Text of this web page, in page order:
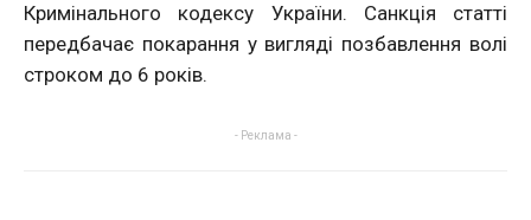
Кримінального кодексу України. Санкція статті
передбачає покарання у вигляді позбавлення волі
строком до 6 років.
- Реклама -